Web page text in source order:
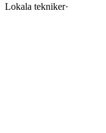
Lokala tekniker·